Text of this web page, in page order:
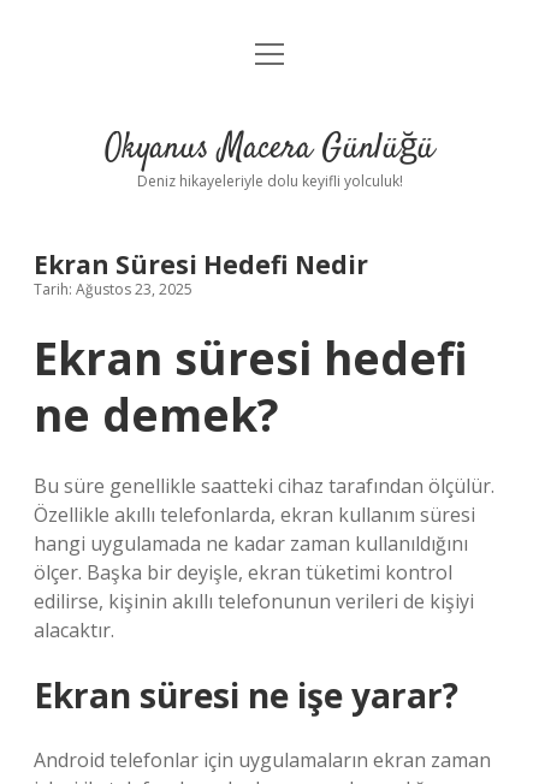
Anasayfa
Yasal Uyarı
menüyü
Okyanus Macera Günlüğü
Deniz hikayeleriyle dolu keyifli yolculuk!
Ekran Süresi Hedefi Nedir
Tarih: Ağustos 23, 2025
Ekran süresi hedefi
ne demek?
Bu süre genellikle saatteki cihaz tarafından ölçülür.
Özellikle akıllı telefonlarda, ekran kullanım süresi
hangi uygulamada ne kadar zaman kullanıldığını
ölçer. Başka bir deyişle, ekran tüketimi kontrol
edilirse, kişinin akıllı telefonunun verileri de kişiyi
alacaktır.
Ekran süresi ne işe yarar?
Android telefonlar için uygulamaların ekran zaman